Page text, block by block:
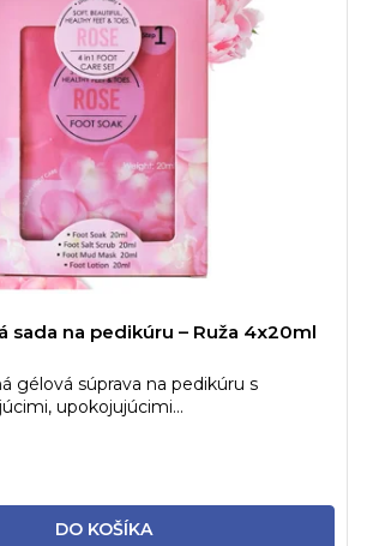
sada na pedikúru – Ruža 4x20ml
DO KOŠÍKA
gélová súprava na pedikúru s
upokojujúcimi...